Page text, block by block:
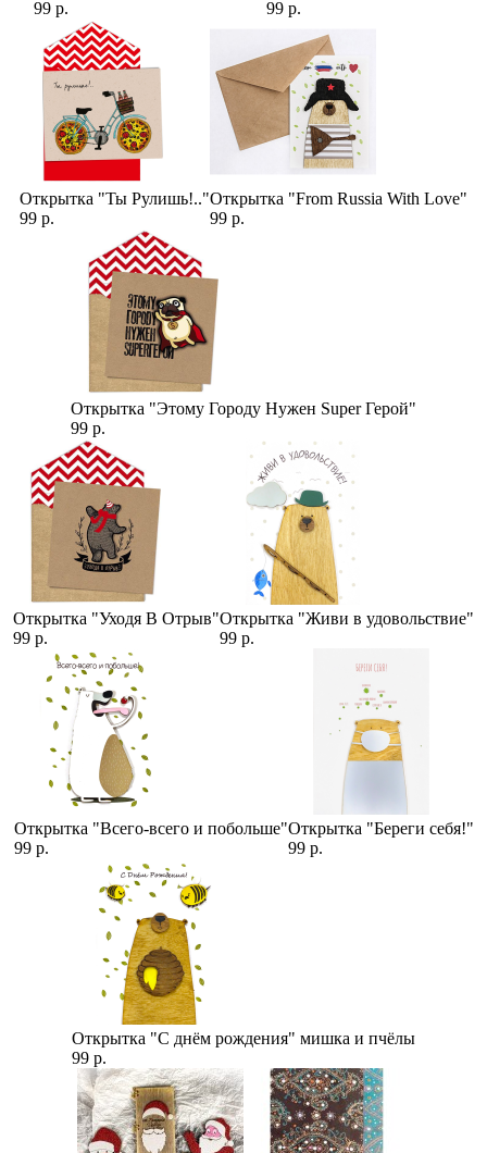
99 р. 99 р.
Открытка "Ты Рулишь!.."
99 р.
Открытка "From Russia With Love"
99 р.
Открытка "Этому Городу Нужен Super Герой"
99 р.
Открытка "Уходя В Отрыв"
99 р.
Открытка "Живи в удовольствие"
99 р.
Открытка "Всего-всего и побольше"
99 р.
Открытка "Береги себя!"
99 р.
Открытка "С днём рождения" мишка и пчёлы
99 р.